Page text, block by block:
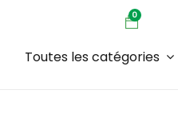
0
Toutes les catégories